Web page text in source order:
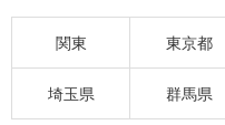
関東 東京都
埼玉県 群馬県